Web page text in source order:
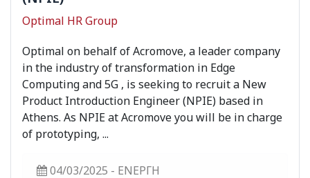
Optimal HR Group
Optimal on behalf of Acromove, a leader company
in the industry of transformation in Edge
Computing and 5G , is seeking to recruit a New
Product Introduction Engineer (NPIE) based in
Athens. As NPIE at Acromove you will be in charge
of prototyping, ...
04/03/2025 - ΕΝΕΡΓΗ